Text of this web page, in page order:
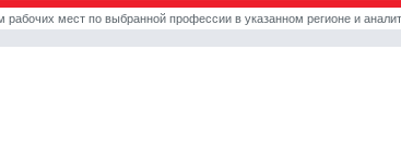
рабочих мест по выбранной профессии в указанном регионе и